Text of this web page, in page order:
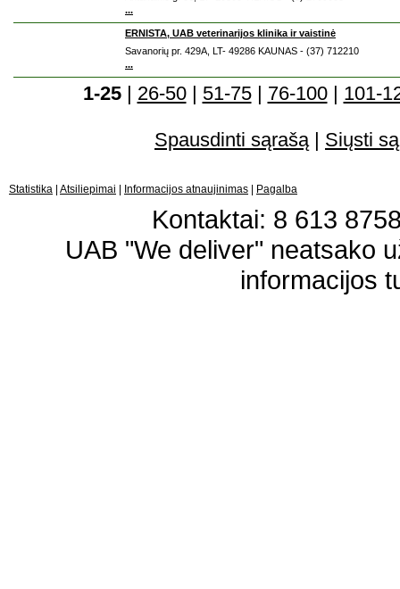
...
ERNISTA, UAB veterinarijos klinika ir vaistinė
Savanorių pr. 429A, LT- 49286 KAUNAS - (37) 712210
...
1-25| 26-50| 51-75| 76-100| 101-
Spausdinti sąrašą| Siųsti
Statistika Atsiliepimai Informacijos atnaujinimas Pagalba
Kontaktai: 8 613
UAB "We deliver" neatsako
informacijos